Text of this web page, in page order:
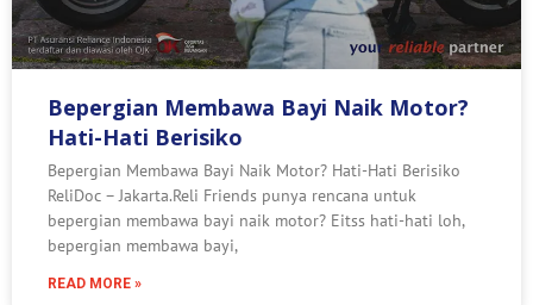
Bepergian Membawa Bayi Naik Motor?
Hati-Hati Berisiko
Bepergian Membawa Bayi Naik Motor? Hati-Hati Berisiko
ReliDoc – Jakarta.Reli Friends punya rencana untuk
bepergian membawa bayi naik motor? Eitss hati-hati loh,
bepergian membawa bayi,
READ MORE »